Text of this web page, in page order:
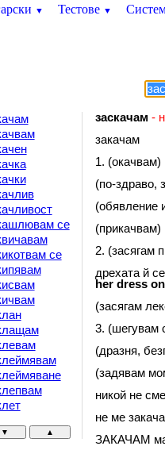
▼ Тестове ▼
се
се
▼ ▲
заскачам -
закачам
1. (окачвам)
(по-здраво,
(обявление
(прикачвам)
2. (засягам
дрехата й
her dress on
(засягам
3. (шегувам
(дразня,
(задявам
никой не
не ме
ЗАКАЧАМ